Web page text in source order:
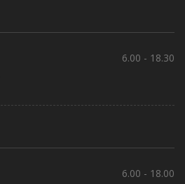
6.00 - 18.30
6.00 - 18.00